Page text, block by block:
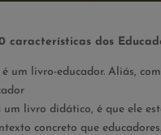
características dos
é um livro-educador. Aliás,
um livro didático, é que ele
concreto que